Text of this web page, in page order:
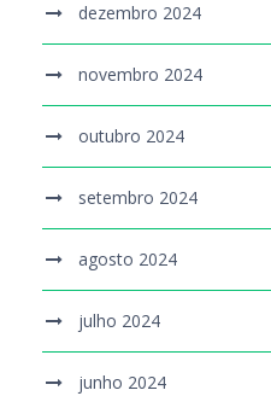
dezembro 2024
novembro 2024
outubro 2024
setembro 2024
agosto 2024
julho 2024
junho 2024